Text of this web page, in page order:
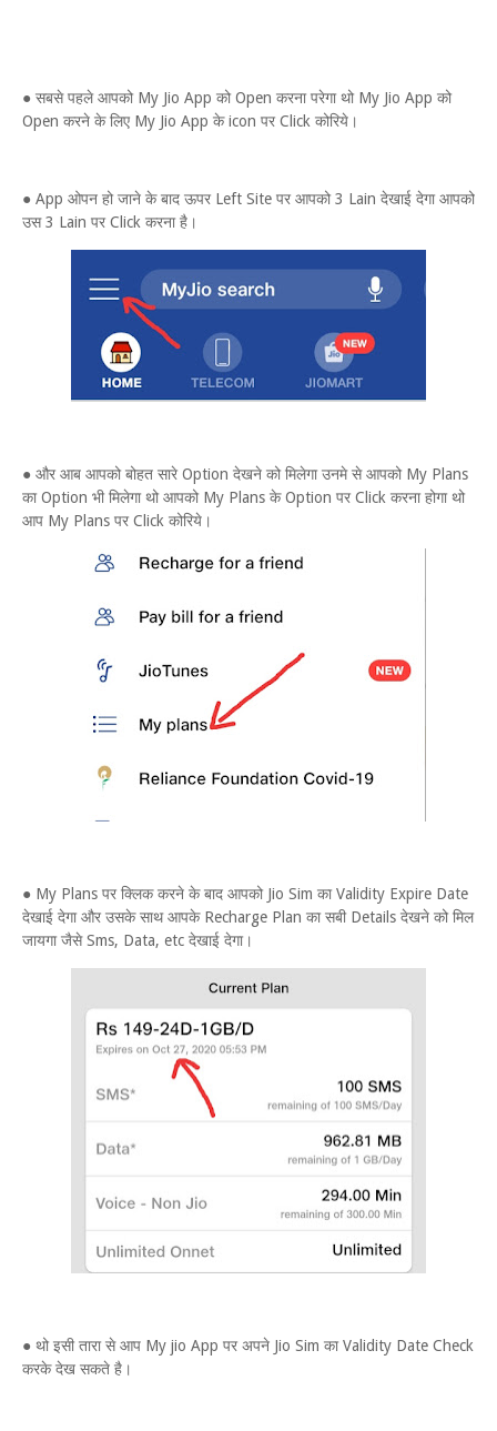
● सबसे पहले आपको My Jio App को Open करना परेगा थो My Jio App को
Open करने के लिए My Jio App के icon पर Click कोरिये।
● App ओपन हो जाने के बाद ऊपर Left Site पर आपको 3 Lain देखाई देगा आपको
उस 3 Lain पर Click करना है।
● और आब आपको बोहत सारे Option देखने को मिलेगा उनमे से आपको My Plans
का Option भी मिलेगा थो आपको My Plans के Option पर Click करना होगा थो
आप My Plans पर Click कोरिये।
● My Plans पर क्लिक करने के बाद आपको Jio Sim का Validity Expire Date
देखाई देगा और उसके साथ आपके Recharge Plan का सबी Details देखने को मिल
जायगा जैसे Sms, Data, etc देखाई देगा।
● थो इसी तारा से आप My jio App पर अपने Jio Sim का Validity Date Check
करके देख सकते है।